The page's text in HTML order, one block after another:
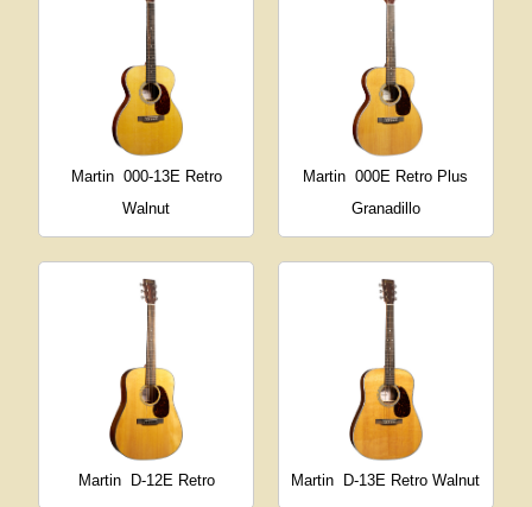
Martin 000-13E Retro
Walnut
Martin 000E Retro Plus
Granadillo
Martin D-12E Retro Martin D-13E Retro Walnut